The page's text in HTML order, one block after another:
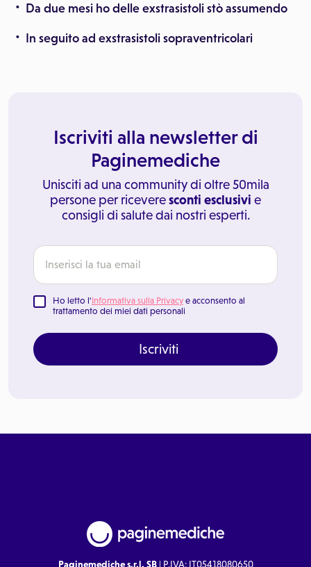
Da due mesi ho delle exstrasistoli stò assumendo
In seguito ad exstrasistoli sopraventricolari
Iscriviti alla newsletter di
Paginemediche
Unisciti ad una community di oltre 50mila
persone per riceveresconti esclusivi e
consigli di salute dai nostri esperti.
Ho letto l'Informativa sulla Privacy e acconsento al
trattamento dei miei dati personali
Iscriviti
Paginemediche s.r.l. SB| P.IVA: IT05418080650